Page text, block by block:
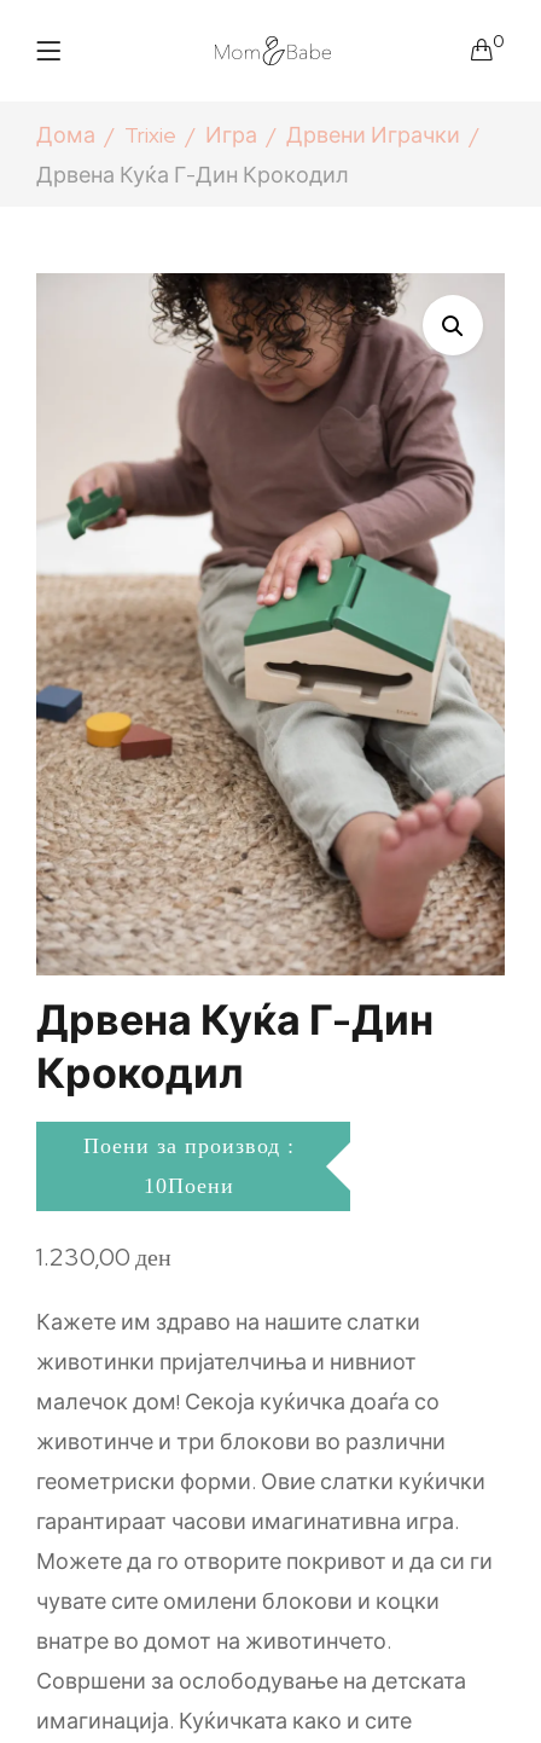
0
Дома Trixie Игра
Дрвени Играчки
Дрвена Куќа Г-Дин Крокодил
Дрвена Куќа Г-Дин
Крокодил
Поени за производ :
10Поени
1.230,00ден
Кажете им здраво на нашите слатки
животинки пријателчиња и нивниот
малечок дом! Секоја куќичка доаѓа со
животинче и три блокови во различни
геометриски форми. Овие слатки куќички
гарантираат часови имагинативна игра.
Можете да го отворите покривот и да си ги
чувате сите омилени блокови и коцки
внатре во домот на животинчето.
Совршени за ослободување на детската
имагинација. Куќичката како и сите